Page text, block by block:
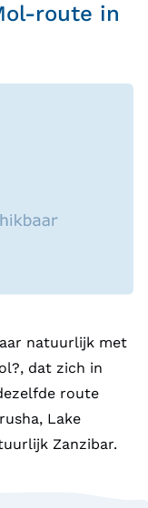
route in
natuurlijk met
dat zich in
route
Lake
Zanzibar.